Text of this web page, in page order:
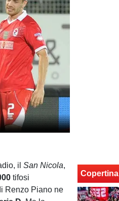
ilSan Nicola,
tifosi
Renzo Piano ne
Copertina